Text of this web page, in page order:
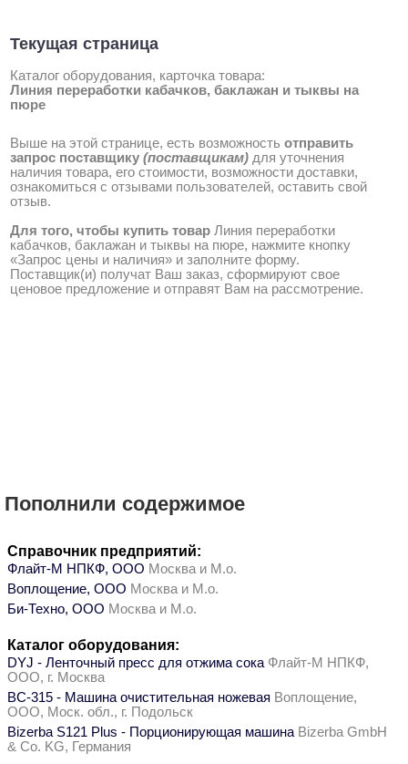
Текущая страница
Каталог оборудования, карточка товара:
Линия переработки кабачков, баклажан и тыквы на
пюре
Выше на этой странице, есть возможность отправить
запрос поставщику (поставщикам) для уточнения
наличия товара, его стоимости, возможности доставки,
ознакомиться с отзывами пользователей, оставить свой
отзыв.
Для того, чтобы купить товар Линия переработки
кабачков, баклажан и тыквы на пюре, нажмите кнопку
«Запрос цены и наличия» и заполните форму.
Поставщик(и) получат Ваш заказ, сформируют свое
ценовое предложение и отправят Вам на рассмотрение.
Пополнили содержимое
Справочник предприятий:
Флайт-М НПКФ, ООО Москва и М.о.
Воплощение, ООО Москва и М.о.
Би-Техно, ООО Москва и М.о.
Каталог оборудования:
DYJ - Ленточный пресс для отжима сока Флайт-М НПКФ,
ООО, г. Москва
ВС-315 - Машина очистительная ножевая Воплощение,
ООО, Моск. обл., г. Подольск
Bizerba S121 Plus - Порционирующая машина Bizerba GmbH
& Co. KG, Германия